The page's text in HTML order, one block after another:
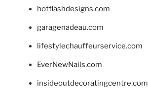
hotflashdesigns.com
garagenadeau.com
lifestylechauffeurservice.com
EverNewNails.com
insideoutdecoratingcentre.com